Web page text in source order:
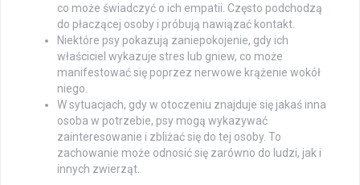
co może świadczyć o ich empatii. Często podchodzą
do płaczącej osoby i próbują nawiązać kontakt.
Niektóre psy pokazują zaniepokojenie, gdy ich
właściciel wykazuje stres lub gniew, co może
manifestować się poprzez nerwowe krążenie wokół
niego.
W sytuacjach, gdy w otoczeniu znajduje się jakaś inna
osoba w potrzebie, psy mogą wykazywać
zainteresowanie i zbliżać się do tej osoby. To
zachowanie może odnosić się zarówno do ludzi, jak i
innych zwierząt.